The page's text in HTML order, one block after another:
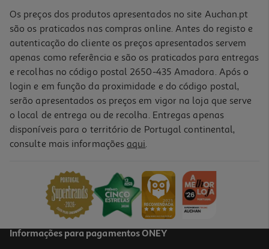
Pasta Envelope Auchan Transparente A6 Cores Sortidas
Os preços dos produtos apresentados no site Auchan.pt
são os praticados nas compras online. Antes do registo e
autenticação do cliente os preços apresentados servem
apenas como referência e são os praticados para entregas
e recolhas no código postal 2650-435 Amadora. Após o
login e em função da proximidade e do código postal,
serão apresentados os preços em vigor na loja que serve
o local de entrega ou de recolha. Entregas apenas
disponíveis para o território de Portugal continental,
consulte mais informações aqui.
Informações para pagamentos ONEY